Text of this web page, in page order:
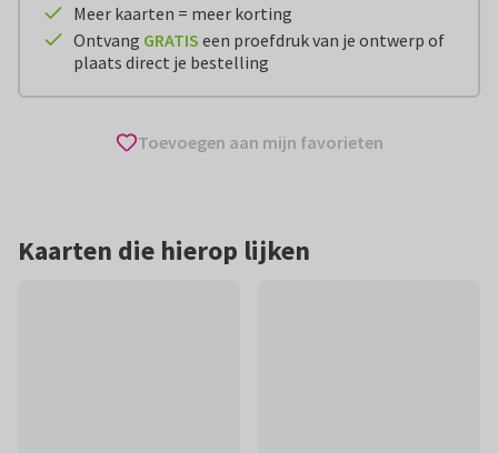
Meer kaarten = meer korting
Ontvang GRATIS een proefdruk van je ontwerp of
plaats direct je bestelling
Toevoegen aan mijn favorieten
Kaarten die hierop lijken